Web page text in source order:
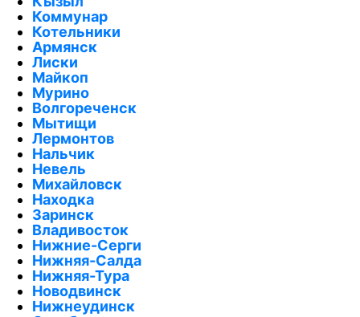
Коммунар
Котельники
Армянск
Лиски
Майкоп
Мурино
Волгореченск
Мытищи
Лермонтов
Нальчик
Невель
Михайловск
Находка
Заринск
Владивосток
Нижние-Серги
Нижняя-Салда
Нижняя-Тура
Новодвинск
Нижнеудинск